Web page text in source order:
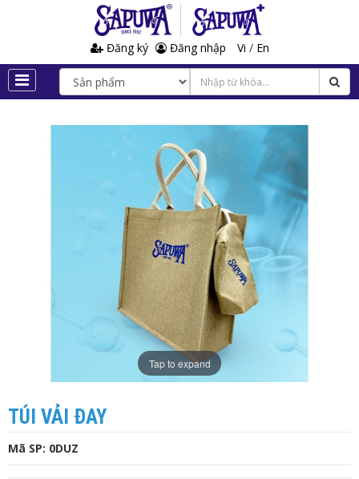
Đăng ký Đăng nhập Vi / En
Tap to expand
TÚI VẢI ĐAY
Mã SP: 0DUZ